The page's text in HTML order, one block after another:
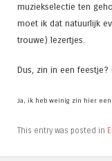
muziekselectie ten
moet ik dat natuurlijk
trouwe) lezertjes.
Dus, zin in een feestje?
Ja, ik heb weinig zin hier een
This entry was posted in